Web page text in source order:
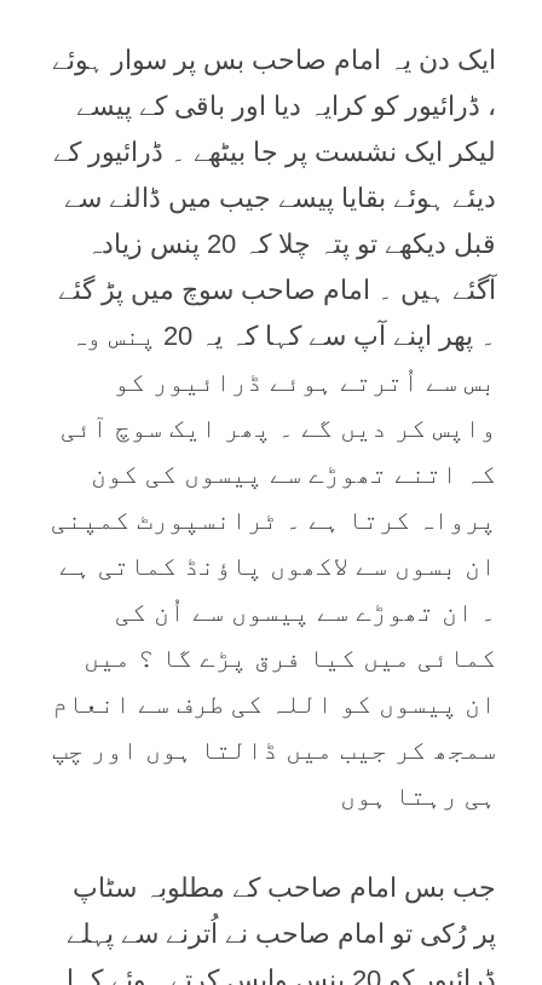
ایک دن یہ امام صاحب بس پر سوار ہوئے
، ڈرائیور کو کرایہ دیا اور باقی کے پیسے
لیکر ایک نشست پر جا بیٹھے ۔ ڈرائیور کے
دیئے ہوئے بقايا پیسے جیب میں ڈالنے سے
قبل دیکھے تو پتہ چلا کہ 20 پنس زیادہ
آگئے ہیں ۔ امام صاحب سوچ میں پڑ گئے
۔ پھر اپنے آپ سے کہا کہ یہ 20 پنس وہ
بس سے اُترتے ہوئے ڈرائیور کو
واپس کر دیں گے ۔ پھر ایک سوچ آئی
کہ اتنے تھوڑے سے پیسوں کی کون
پرواہ کرتا ہے ۔ ٹرانسپورٹ کمپنی
ان بسوں سے لاکھوں پاؤنڈ کماتی ہے
۔ ان تھوڑے سے پیسوں سے اُن کی
کمائی میں کیا فرق پڑے گا ؟ میں
ان پیسوں کو اللہ کی طرف سے انعام
سمجھ کر جیب میں ڈالتا ہوں اور چپ
ہی رہتا ہوں
جب بس امام صاحب کے مطلوبہ سٹاپ
پر رُکی تو امام صاحب نے اُترنے سے پہلے